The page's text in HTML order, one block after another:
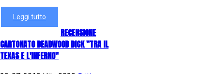
Leggi tutto
RECENSIONE
CARTONATO DEADWOOD DICK "TRA IL
TEXAS E L'INFERNO"